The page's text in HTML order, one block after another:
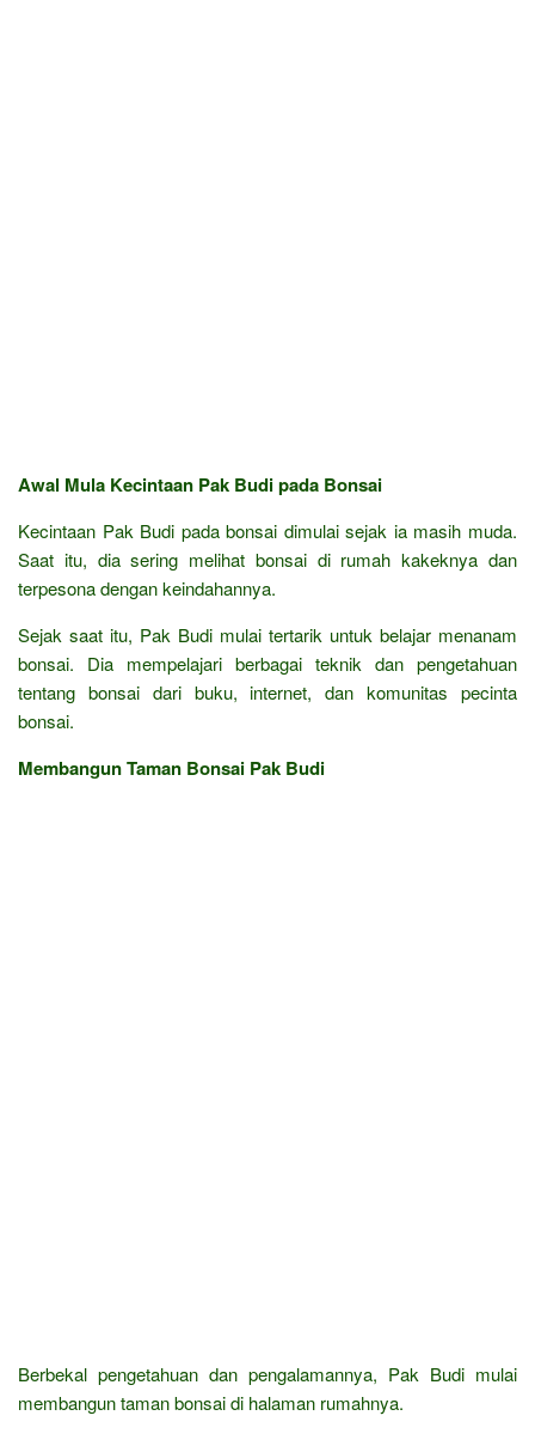
Awal Mula Kecintaan Pak Budi pada Bonsai
Kecintaan Pak Budi pada bonsai dimulai sejak ia masih muda.
Saat itu, dia sering melihat bonsai di rumah kakeknya dan
terpesona dengan keindahannya.
Sejak saat itu, Pak Budi mulai tertarik untuk belajar menanam
bonsai. Dia mempelajari berbagai teknik dan pengetahuan
tentang bonsai dari buku, internet, dan komunitas pecinta
bonsai.
Membangun Taman Bonsai Pak Budi
Berbekal pengetahuan dan pengalamannya, Pak Budi mulai
membangun taman bonsai di halaman rumahnya.